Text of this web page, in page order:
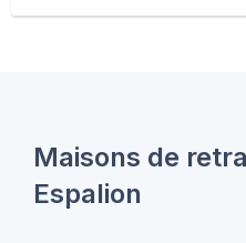
Maisons de
Espalion